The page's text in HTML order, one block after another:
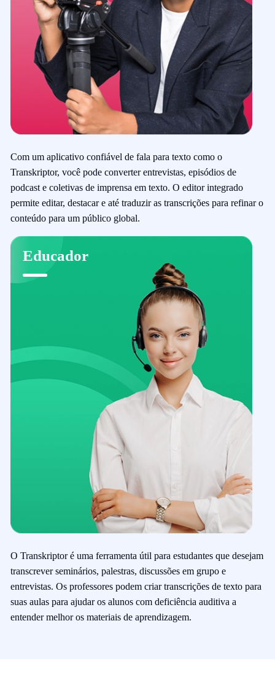
Com um aplicativo confiável de fala para texto como o
Transkriptor, você pode converter entrevistas, episódios de
podcast e coletivas de imprensa em texto. O editor integrado
permite editar, destacar e até traduzir as transcrições para refinar o
conteúdo para um público global.
Educador
O Transkriptor é uma ferramenta útil para estudantes que desejam
transcrever seminários, palestras, discussões em grupo e
entrevistas. Os professores podem criar transcrições de texto para
suas aulas para ajudar os alunos com deficiência auditiva a
entender melhor os materiais de aprendizagem.